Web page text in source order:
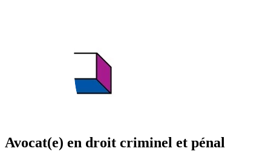
Avocat(e) en droit criminel et pénal